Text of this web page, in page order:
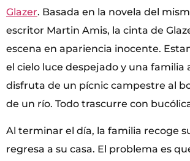
Glazer. Basada en la novela del
escritor Martin Amis, la cinta de
escena en apariencia inocente.
el cielo luce despejado y una familia
disfruta de un pícnic campestre al
de un río. Todo trascurre con
Al terminar el día, la familia recoge
regresa a su casa. El problema es